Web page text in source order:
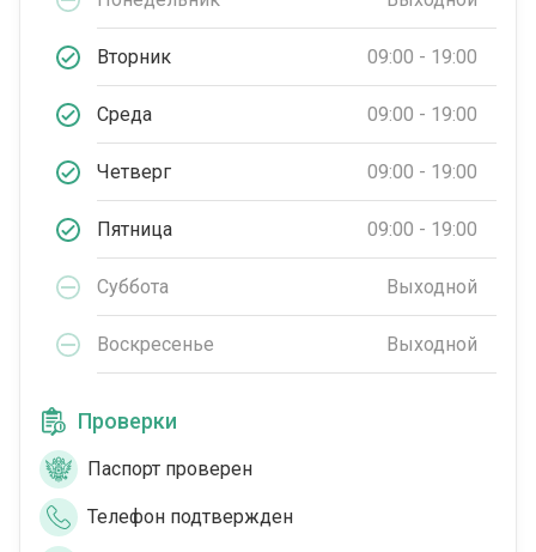
Вторник 09:00 - 19:00
Среда 09:00 - 19:00
Четверг 09:00 - 19:00
Пятница 09:00 - 19:00
Суббота Выходной
Воскресенье Выходной
Проверки
Паспорт проверен
Телефон подтвержден